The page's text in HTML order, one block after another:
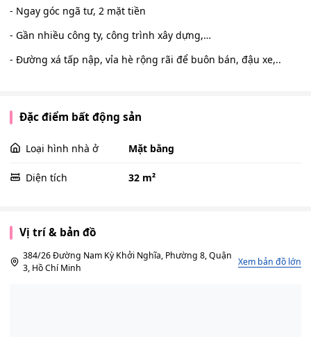
- Ngay góc ngã tư, 2 mặt tiền
- Gần nhiều công ty, công trình xây dựng,…
- Đường xá tấp nập, vỉa hè rộng rãi để buôn bán, đậu xe,..
Đặc điểm bất động sản
Loại hình nhà ở Mặt bằng
Diện tích 32 m²
Vị trí & bản đồ
384/26 Đường Nam Kỳ Khởi Nghĩa, Phường 8, Quận
3, Hồ Chí Minh
Xem bản đồ lớn